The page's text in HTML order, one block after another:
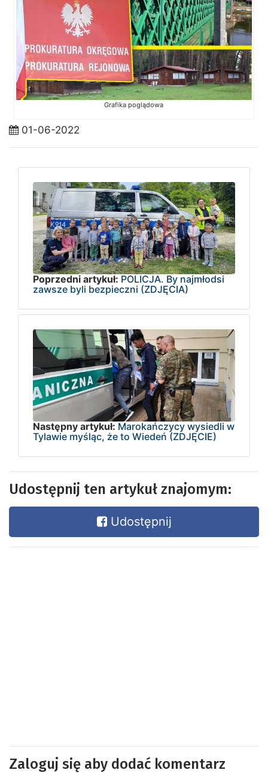
Grafika poglądowa
01-06-2022
Poprzedni artykuł: POLICJA. By najmłodsi
zawsze byli bezpieczni (ZDJĘCIA)
Następny artykuł: Marokańczycy wysiedli w
Tylawie myśląc, że to Wiedeń (ZDJĘCIE)
Udostępnij ten artykuł znajomym:
Udostępnij
Zaloguj się aby dodać komentarz